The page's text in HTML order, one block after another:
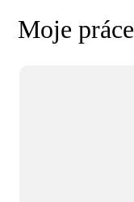
Moje práce